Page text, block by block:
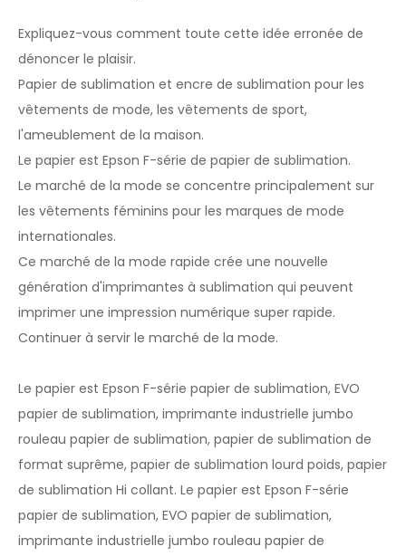
Expliquez-vous comment toute cette idée erronée de
dénoncer le plaisir.
Papier de sublimation et encre de sublimation pour les
vêtements de mode, les vêtements de sport,
l'ameublement de la maison.
Le papier est Epson F-série de papier de sublimation.
Le marché de la mode se concentre principalement sur
les vêtements féminins pour les marques de mode
internationales.
Ce marché de la mode rapide crée une nouvelle
génération d'imprimantes à sublimation qui peuvent
imprimer une impression numérique super rapide.
Continuer à servir le marché de la mode.
Le papier est Epson F-série papier de sublimation, EVO
papier de sublimation, imprimante industrielle jumbo
rouleau papier de sublimation, papier de sublimation de
format suprême, papier de sublimation lourd poids, papier
de sublimation Hi collant. Le papier est Epson F-série
papier de sublimation, EVO papier de sublimation,
imprimante industrielle jumbo rouleau papier de